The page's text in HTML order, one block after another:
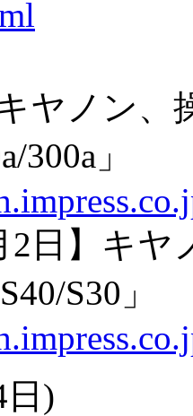
キヤノン
300a」
2日】キ
S30」
)